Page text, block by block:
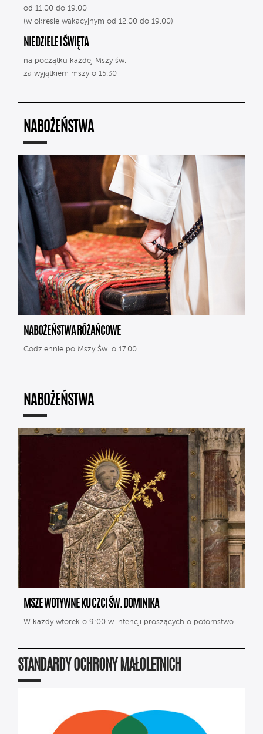
od 11.00 do 19.00
(w okresie wakacyjnym od 12.00 do 19.00)
NIEDZIELE I ŚWIĘTA
na początku każdej Mszy św.
za wyjątkiem mszy o 15.30
NABOŻEŃSTWA
NABOŻEŃSTWA RÓŻAŃCOWE
Codziennie po Mszy Św. o 17.00
NABOŻEŃSTWA
MSZE WOTYWNE KU CZCI ŚW. DOMINIKA
W każdy wtorek o 9:00 w intencji proszących o potomstwo.
STANDARDY OCHRONY MAŁOLETNICH